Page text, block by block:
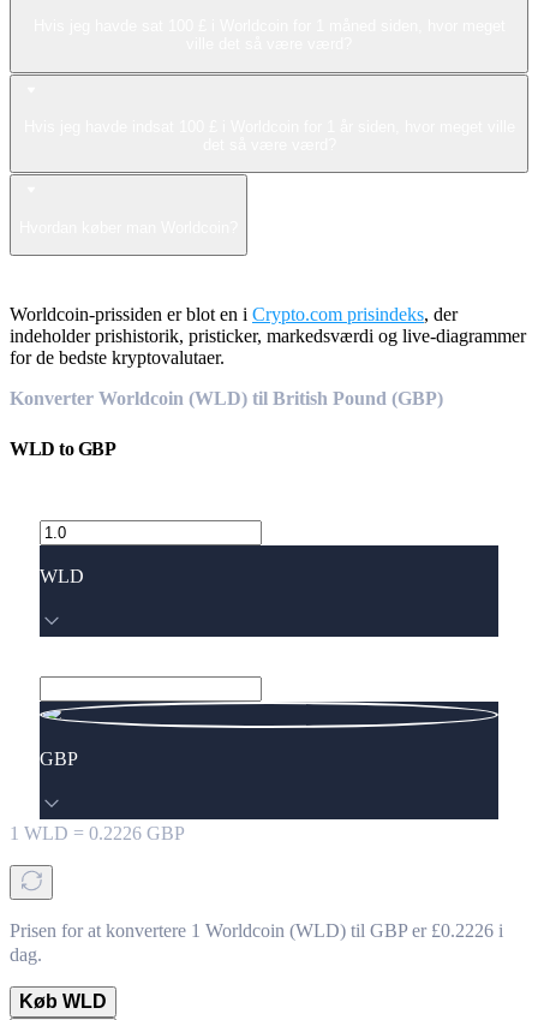
Worldcoin-prissiden er blot en i Crypto.com prisindeks, der
indeholder prishistorik, pristicker, markedsværdi og live-diagrammer
for de bedste kryptovalutaer.
Konverter Worldcoin (WLD) til British Pound (GBP)
WLD toGBP
WLD
GBP
1 WLD = 0.2226 GBP
Prisen for at konvertere 1 Worldcoin (WLD) til GBP er £0.2226 i
dag.
Køb WLD